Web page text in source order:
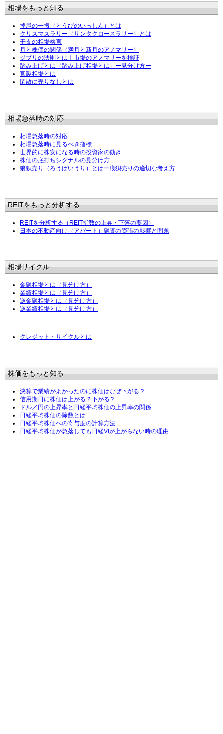
相場をもっと知る
掉尾の一振（とうびのいっしん）とは
クリスマスラリー（サンタクロースラリー）とは
干支の相場格言
月と株価の関係（満月と新月のアノマリー）
ジブリの法則とは｜市場のアノマリーを検証
踏み上げとは（踏み上げ相場とは）ー見分け方ー
官製相場とは
閑散に売りなしとは
相場急落時の対応
相場急落時の対応
相場急落時に見るべき指標
世界的に株安になる時の投資家の動き
株価の底打ちシグナルの見分け方
狼狽売り（ろうばいうり）とはー狼狽売りの適切な考え方
REITをもっと分析する
REITを分析する（REIT指数の上昇・下落の要因）
日本の不動産向け（アパート）融資の膨張の影響と問題
相場サイクル
金融相場とは（見分け方）
業績相場とは（見分け方）
逆金融相場とは（見分け方）
逆業績相場とは（見分け方）
クレジット・サイクルとは
株価をもっと知る
決算で業績がよかったのに株価はなぜ下がる？
信用期日に株価は上がる？下がる？
ドル／円の上昇率と日経平均株価の上昇率の関係
日経平均株価の除数とは
日経平均株価への寄与度の計算方法
日経平均株価が急落しても日経VIが上がらない時の理由